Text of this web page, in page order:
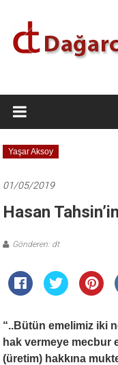
Dağarcık
Türkiye
Önce
Türkiye
Yaşar Aksoy
01/05/2019
Hasan
Gönderen: dt
“..Bütün emelimiz iki
hak vermeye mecbur
(üretim) hakkına